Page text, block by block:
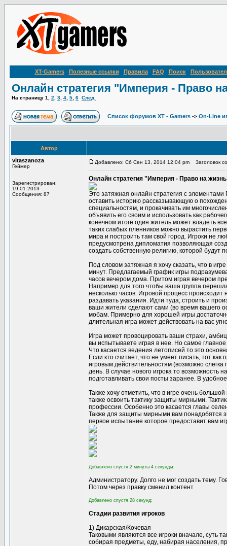
XT-Gamers Полезные ссылки Правила FAQ Поиск
Онлайн стратегия "Империя - Право
На страницу 1 2 3 4 5 6 След.
Список форумов XT - Gamers -> On-Line
Автор
vitaszanoza
Геймер
Зарегистрирован:
19.01.2013
Сообщения: 87
Добавлено: Сб Сен 13, 2014 12:04 pm Заголовок
Онлайн стратегия "Империя - Право на
Это затяжная онлайн стратегия с элементами
оставить историю рассказывающую о
специальностям, и прокачивать им
объявить его своим и использовать как
конечном итоге один житель может владеть
таких слабых пленников можно вырастить
мира и построить там свой город. Игроки не
предусмотрена дипломатия позволяющая
создать собственную религию, которой будут
Под словом затяжная я хочу сказать, что в
минут. Предлагаемый график игры
часов вечером дома. Притом играя вечером
Например для того чтобы ваша группа
несколько часов. Игровой процесс происходит
раздавать указания. Идти туда, строить и
ваши жители сделают сами (во время вашего
мобам. Примерно для хорошей игры
длительная игра может действовать на вас
Игра может провоцировать ваши страхи,
вы испытываете играя в нее. Но самое
Что касается ведения летописей то это
Если кто считает, что не умеет писать, тот
игровым действительностям (возможно
день. В случае нового игрока то возможность
подготавливать свои посты заранее. В
Также хочу отметить, что в игре очень
также освоить тактику защиты мирными.
профессии. Особенно это касается главы
Также для защиты мирными вам понадобятся
первое испытание которое предоставит вам
Добавлено спустя 2 минуты 4 секунды:
Администратору. Долго не мог создать тему.
Потом через правку сменил контент
Добавлено спустя 28 секунд:
Стадии развития игроков
1) Дикарская/Кочевая
Таковыми являются все игроки вначале, суть
собирая предметы, еду, набирая населения,